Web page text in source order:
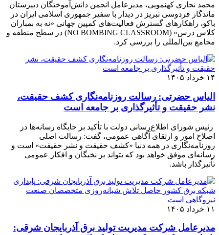
محمد نجاری کهنمویی، مدیرعامل انجمن دانش‌آموختگان دبیرستان
ماندگار فردوسی تبریز در دیدار با سفیر جمهوری اسلامی ایران در
باکو، راهکارهای گسترش فعالیت‌های کمپین جهانی «نه به بمباران
کلاس درس» (NO BOMBING CLASSROOM) در سطح منطقه و
مجامع بین‌المللی را بررسی کرد.
۱۴ خرداد ۱۴۰۵
الیاس حضرتی: رسالت روزنامه‌نگاری کشف حقیقت،
نشر حقیقت و تأثیرگذاری بر جامعه است
رئیس شورای اطلاع‌رسانی دولت با تأکید بر جایگاه رسانه‌ها در
اصلاح امور و ارتقای آگاهی عمومی، گفت: رسالت اصلی
روزنامه‌نگاری در همه دنیا «کشف حقیقت و نشر حقیقت» است و
رسانه‌ای موفق خواهد بود که بتواند بر نخبگان و افکار عمومی
تأثیرگذار باشد.
۱۱ خرداد ۱۴۰۵
مدیرعامل شرکت مدیریت تولید برق آذربایجان شرقی: